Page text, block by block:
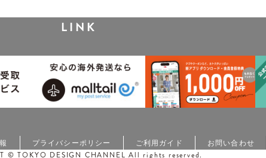
LINK
プライバシーポリシー ご利用ガイド お問い合わせ
© TOKYO DESIGN CHANNEL All rights reserved.